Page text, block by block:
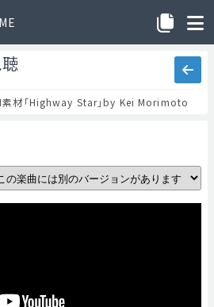
素材「Highway Star」by Kei Morimoto